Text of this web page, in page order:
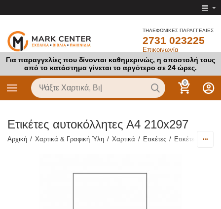
ΤΗΛΕΦΩΝΙΚΕΣ ΠΑΡΑΓΓΕΛΙΕΣ
2731 023225
Επικοινωνία
Για παραγγελίες που δίνονται καθημερινώς, η αποστολή τους
από το κατάστημα γίνεται το αργότερο σε 24 ώρες.
0
Ετικέτες αυτοκόλλητες Α4 210x297
Αρχική / Χαρτικά & Γραφική Ύλη / Χαρτικά / Ετικέτες / Ετικέτες Α4